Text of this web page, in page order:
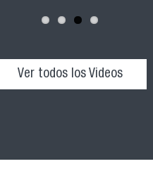
Ver todos los Videos